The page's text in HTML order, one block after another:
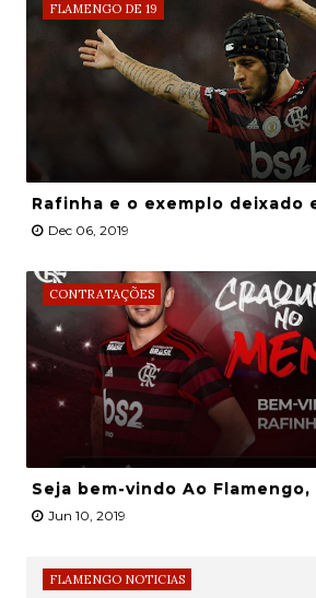
FLAMENGO DE 19
Rafinha e o exemplo deixado
Dec 06, 2019
CONTRATAÇÕES
Seja bem-vindo Ao Flamengo,
Jun 10, 2019
FLAMENGO NOTICIAS